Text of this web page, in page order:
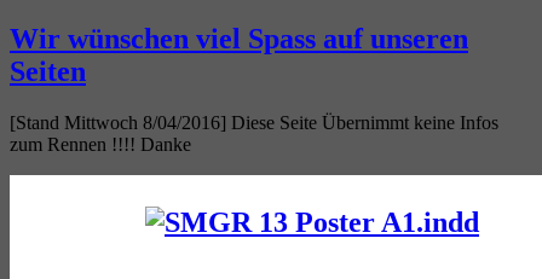
Wir wünschen viel Spass auf unseren
Seiten
[Stand Mittwoch 8/04/2016] Diese Seite Übernimmt keine Infos
zum Rennen !!!! Danke